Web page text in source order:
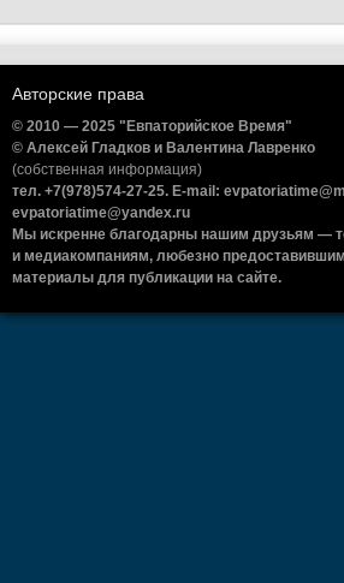
Авторские права
© 2010 — 2025 "Евпаторийское Время"
© Алексей Гладков и Валентина Лавренко
(собственная информация)
тел. +7(978)574-27-25. E-mail:
evpatoriatime@yandex.ru
Мы искренне благодарны нашим друзьям —
и медиакомпаниям, любезно
материалы для публикации на сайте.